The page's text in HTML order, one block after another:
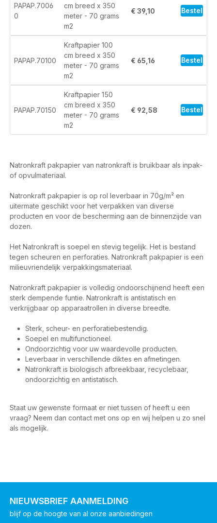
PAPAP.7006
0
cm breed x 350
meter - 70 grams
m2
€ 39,10 Bestel
PAPAP.70100
Kraftpapier 100
cm breed x 350
meter - 70 grams
m2
€ 65,16 Bestel
PAPAP.70150
Kraftpapier 150
cm breed x 350
meter - 70 grams
m2
€ 92,58 Bestel
Natronkraft pakpapier van natronkraft is bruikbaar als inpak-
of opvulmateriaal.
Natronkraft pakpapier is op rol leverbaar in 70g/m² en
uitermate geschikt voor het verpakken van diverse
producten en voor de bescherming aan de binnenzijde van
dozen.
Het Natronkraft is soepel en stevig tegelijk. Het is bestand
tegen scheuren en perforaties. Natronkraft pakpapier is een
milieuvriendelijk verpakkingsmateriaal.
Natronkraft pakpapier is volledig ondoorschijnend heeft een
sterk dempende funtie. Natronkraft is antistatisch en
verkrijgbaar op apparaatrollen in diverse breedte.
Sterk, scheur- en perforatiebestendig.
Soepel en multifunctioneel.
Ondoorzichtig voor uw waardevolle producten.
Leverbaar in verschillende diktes en afmetingen.
Natronkraft is biologisch afbreekbaar, recyclebaar,
ondoorzichtig en antistatisch.
Staat uw gewenste formaat er niet tussen of heeft u een
vraag? Neem dan contact met ons op en wij helpen u zo snel
als mogelijk.
NIEUWSBRIEF AANMELDING
blijf op de hoogte van al onze aanbiedingen